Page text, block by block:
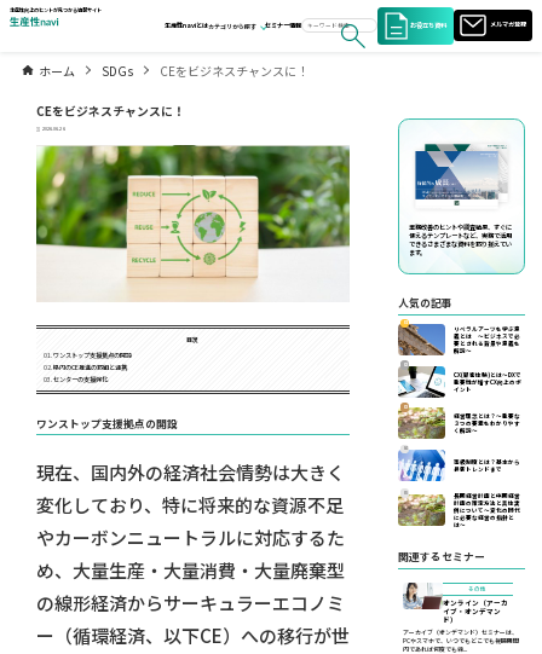
生産性向上のヒントが見つかる情報サイト
生産性naviとはカテゴリから探す セミナー情報 お役立ち資料 メルマガ登録
ホーム SDGs CEをビジネスチャンスに！
CEをビジネスチャンスに！
2026.06.26
目次
ワンストップ支援拠点の開設
県内のCE推進の取組と連携
センターの支援強化
ワンストップ支援拠点の開設
現在、国内外の経済社会情勢は大きく
変化しており、特に将来的な資源不足
やカーボンニュートラルに対応するた
め、大量生産・大量消費・大量廃棄型
の線形経済からサーキュラーエコノミ
ー（循環経済、以下CE）への移行が世
業務改善のヒントや調査結果、すぐに
使えるテンプレートなど、実務で活用
できるさまざまな資料を取り揃えてい
ます。
人気の記事
01
リベラルアーツを学ぶ意
義とは ～ビジネスで必
要とされる背景や意義を
解説～
02
CX(顧客体験)とは～DXで
重要性が増すCX向上のポ
イント
03
経営理念とは？～重要な
３つの要素をわかりやす
く解説～
等級制度とは？基本から
最新トレンドまで
05
長期経営計画と中期経営
計画の策定方法と具体実
例について〜変化の時代
に必要な経営の指針と
は〜
関連するセミナー
その他
オンライン（アーカ
イブ・オンデマン
ド）
アーカイブ（オンデマンド）セミナーは、
PCやスマホで、いつでもどこでも視聴期間
内であれば何度でも繰...